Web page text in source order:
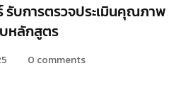
บการตรวจประเมินคุณภาพ
หลักสูตร
0 comments